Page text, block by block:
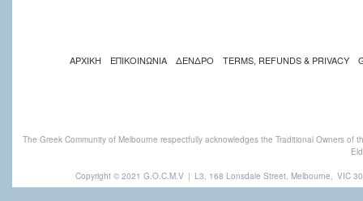
ΑΡΧΙΚΗ ΕΠΙΚΟΙΝΩΝΙΑ ΔΕΝΔΡΟ TERMS, REFUNDS & PRIVACY
The Greek Community of Melbourne respectfully acknowledges the Traditional Owners
Copyright © 2021 G.O.C.M.V | L3, 168 Lonsdale Street, Melbourne, VIC